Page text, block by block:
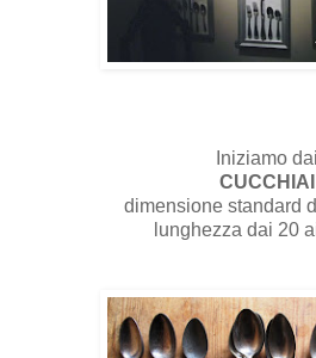
Iniziamo dai
CUCCHIAI
dimensione standard
lunghezza dai 20